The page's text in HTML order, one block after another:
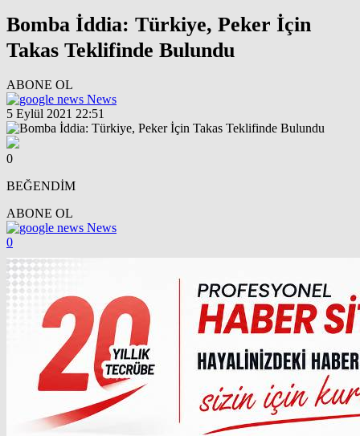
Bomba İddia: Türkiye, Peker İçin
Takas Teklifinde Bulundu
ABONE OL
News
5 Eylül 2021 22:51
0
BEĞENDİM
ABONE OL
News
0